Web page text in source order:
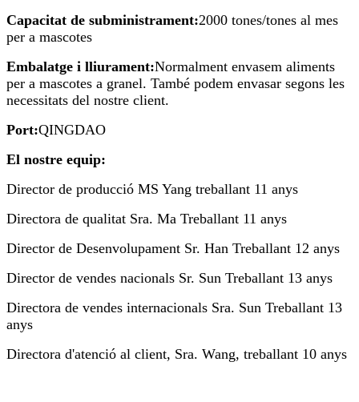
Capacitat de subministrament:2000 tones/tones al mes
per a mascotes
Embalatge i lliurament:Normalment envasem aliments
per a mascotes a granel. També podem envasar segons les
necessitats del nostre client.
Port:QINGDAO
El nostre equip:
Director de producció MS Yang treballant 11 anys
Directora de qualitat Sra. Ma Treballant 11 anys
Director de Desenvolupament Sr. Han Treballant 12 anys
Director de vendes nacionals Sr. Sun Treballant 13 anys
Directora de vendes internacionals Sra. Sun Treballant 13
anys
Directora d'atenció al client, Sra. Wang, treballant 10 anys